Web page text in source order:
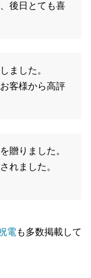
後日とても喜
ました。
客様から高評
贈りました。
れました。
電 も多数掲載して